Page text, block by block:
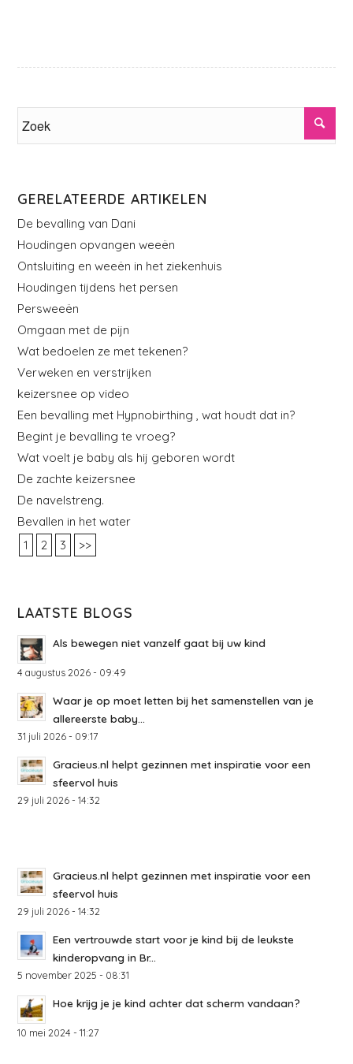
GERELATEERDE ARTIKELEN
De bevalling van Dani
Houdingen opvangen weeën
Ontsluiting en weeën in het ziekenhuis
Houdingen tijdens het persen
Persweeën
Omgaan met de pijn
Wat bedoelen ze met tekenen?
Verweken en verstrijken
keizersnee op video
Een bevalling met Hypnobirthing , wat houdt dat in?
Begint je bevalling te vroeg?
Wat voelt je baby als hij geboren wordt
De zachte keizersnee
De navelstreng.
Bevallen in het water
1
2 3 >>
LAATSTE BLOGS
Als bewegen niet vanzelf gaat bij uw kind
4 augustus 2026 - 09:49
Waar je op moet letten bij het samenstellen van je
allereerste baby...
31 juli 2026 - 09:17
Gracieus.nl helpt gezinnen met inspiratie voor een
sfeervol huis
29 juli 2026 - 14:32
Gracieus.nl helpt gezinnen met inspiratie voor een
sfeervol huis
29 juli 2026 - 14:32
Een vertrouwde start voor je kind bij de leukste
kinderopvang in Br...
5 november 2025 - 08:31
Hoe krijg je je kind achter dat scherm vandaan?
10 mei 2024 - 11:27